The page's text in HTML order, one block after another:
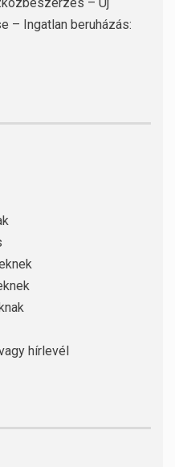
– Ingatlan beruházás:
hírlevél